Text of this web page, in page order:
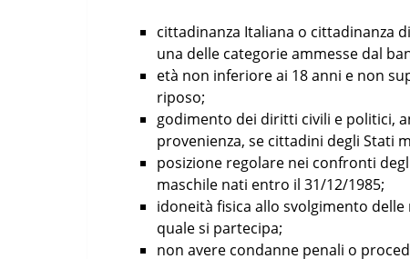
cittadinanza Italiana o cittadinanza
una delle categorie ammesse dal
età non inferiore ai 18 anni e non
riposo;
godimento dei diritti civili e politici,
provenienza, se cittadini degli Stati
posizione regolare nei confronti
maschile nati entro il 31/12/1985;
idoneità fisica allo svolgimento
quale si partecipa;
non avere condanne penali o